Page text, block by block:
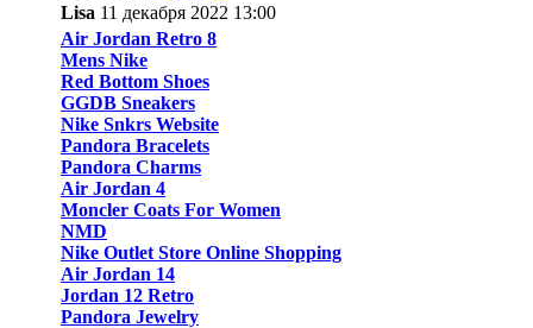
Lisa 11 декабря 2022 13:00
Air Jordan Retro 8
Mens Nike
Red Bottom Shoes
GGDB Sneakers
Nike Snkrs Website
Pandora Bracelets
Pandora Charms
Air Jordan 4
Moncler Coats For Women
NMD
Nike Outlet Store Online Shopping
Air Jordan 14
Jordan 12 Retro
Pandora Jewelry